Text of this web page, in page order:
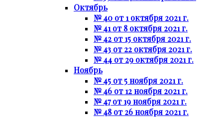
Октябрь
№ 40 от 1 октября 2021 г.
№ 41 от 8 октября 2021 г.
№ 42 от 15 октября 2021 г.
№ 43 от 22 октября 2021 г.
№ 44 от 29 октября 2021 г.
Ноябрь
№ 45 от 5 ноября 2021 г.
№ 46 от 12 ноября 2021 г.
№ 47 от 19 ноября 2021 г.
№ 48 от 26 ноября 2021 г.